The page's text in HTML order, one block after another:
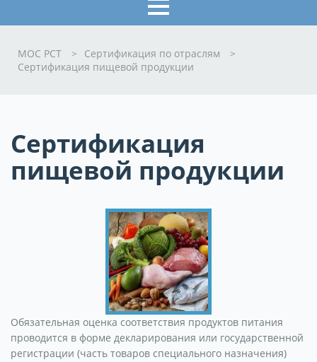
МОС РСТ > Сертификация по отраслям
>
Сертификация пищевой продукции
Сертификация
пищевой продукции
Обязательная оценка соответствия продуктов питания
проводится в форме декларирования или государственной
регистрации (часть товаров специального назначения)